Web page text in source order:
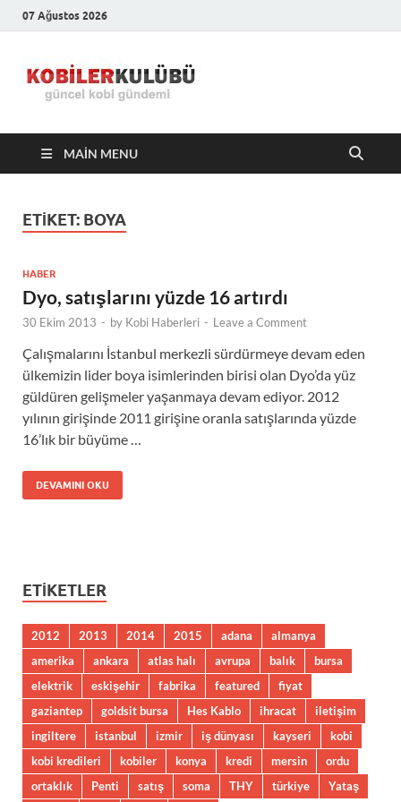
07 Ağustos 2026
Kulübü –
En Güncel
MAIN MENU
ETIKET: BOYA
HABER
Dyo, satışlarını yüzde 16 artırdı
30 Ekim 2013 - by Kobi Haberleri - Leave a Comment
Çalışmalarını İstanbul merkezli sürdürmeye devam eden
ülkemizin lider boya isimlerinden birisi olan Dyo’da yüz
güldüren gelişmeler yaşanmaya devam ediyor. 2012
yılının girişinde 2011 girişine oranla satışlarında yüzde
16’lık bir büyüme …
DEVAMINI OKU
ETIKETLER
2012 2013 2014 2015 adana
almanya
amerika
ankara atlas halı avrupa balık
bursa
elektrik
eskişehir fabrika featured
fiyat
gaziantep
goldsit bursa Hes Kablo ihracat
iletişim
ingiltere
istanbul izmir iş dünyası kayseri
kobi
kobi kredileri
kobiler konya kredi mersin
ordu
ortaklık
Penti satış soma THY türkiye Yataş